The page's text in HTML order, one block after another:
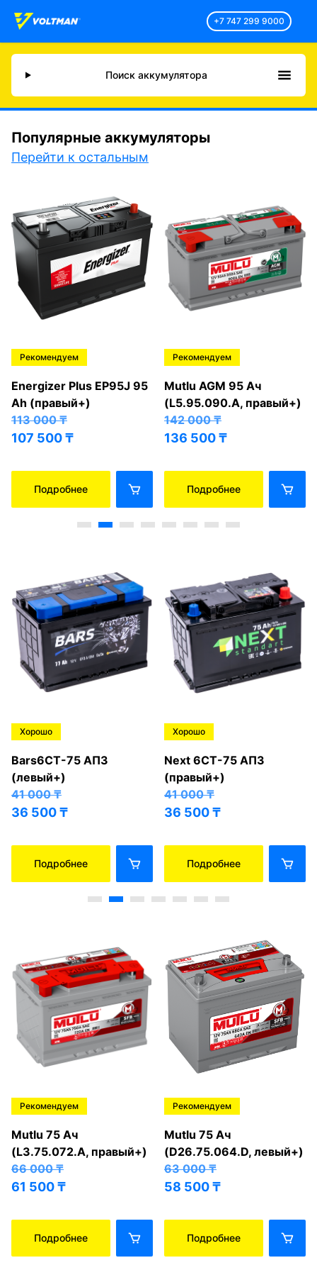
+7 747 299 9000
Поиск аккумулятора
Популярные аккумуляторы
Перейти к остальным
Рекомендуем
Energizer Plus EP95J 95
Ah (правый+)
113 000₸
107 500₸
Подробнее
Рекомендуем
Mutlu AGM 95 Ач
(L5.95.090.A, правый+)
142 000₸
136 500₸
Подробнее
Хорошо
Bars6СТ-75 АПЗ
(левый+)
41 000₸
36 500₸
Подробнее
Хорошо
Next 6СТ-75 АПЗ
(правый+)
41 000₸
36 500₸
Подробнее
Рекомендуем
Mutlu 75 Ач
(L3.75.072.A, правый+)
66 000₸
61 500₸
Подробнее
Рекомендуем
Mutlu 75 Ач
(D26.75.064.D, левый+)
63 000₸
58 500₸
Подробнее